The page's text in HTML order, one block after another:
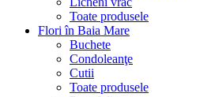
Toate produsele
Flori în Baia Mare
Buchete
Condoleanţe
Cutii
Toate produsele